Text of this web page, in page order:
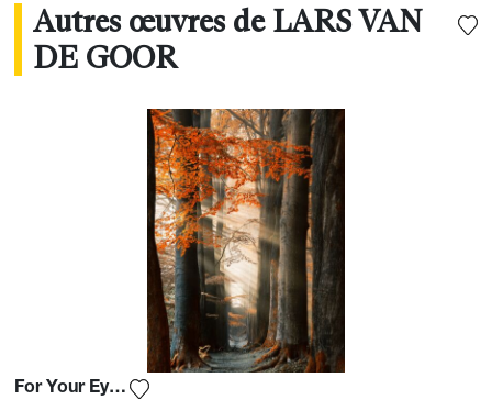
Autres œuvres de LARS VAN
DE GOOR
For Your Eyes Only